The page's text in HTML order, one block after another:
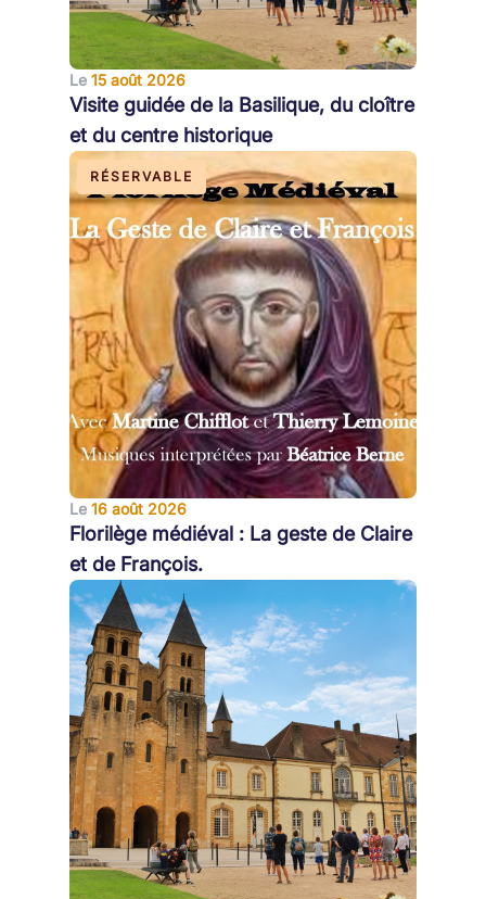
Le 15 août 2026
Visite guidée de la Basilique, du cloître
et du centre historique
RÉSERVABLE
Le 16 août 2026
Florilège médiéval : La geste de Claire
et de François.